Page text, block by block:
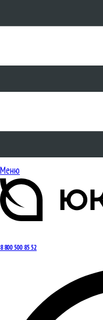
Меню
8 800 500 85 52